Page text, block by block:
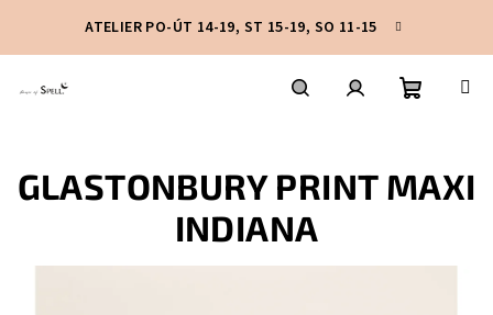
obsah
ATELIER PO-ÚT 14-19, ST 15-19, SO 11-15
košík
GLASTONBURY PRINT MAXI
INDIANA